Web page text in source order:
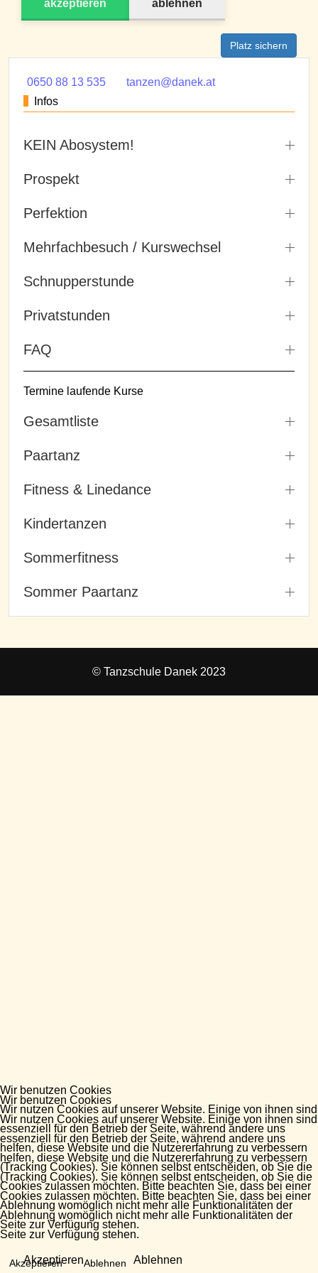
akzeptieren ablehnen
Wir benutzen Cookies
Wir nutzen Cookies auf unserer Website. Einige von ihnen sind
essenziell für den Betrieb der Seite, während andere uns
helfen, diese Website und die Nutzererfahrung zu verbessern
(Tracking Cookies). Sie können selbst entscheiden, ob Sie die
Cookies zulassen möchten. Bitte beachten Sie, dass bei einer
Ablehnung womöglich nicht mehr alle Funktionalitäten der
Seite zur Verfügung stehen.
Akzeptieren Ablehnen
Platz sichern
0650 88 13 535
tanzen@danek.at
Infos
KEIN Abosystem!
Prospekt
Perfektion
Mehrfachbesuch / Kurswechsel
Schnupperstunde
Privatstunden
FAQ
Termine laufende Kurse
Gesamtliste
Paartanz
Fitness & Linedance
Kindertanzen
Sommerfitness
Sommer Paartanz
© Tanzschule Danek 2023
Wir benutzen Cookies
Wir nutzen Cookies auf unserer Website. Einige von ihnen sind
essenziell für den Betrieb der Seite, während andere uns
helfen, diese Website und die Nutzererfahrung zu verbessern
(Tracking Cookies). Sie können selbst entscheiden, ob Sie die
Cookies zulassen möchten. Bitte beachten Sie, dass bei einer
Ablehnung womöglich nicht mehr alle Funktionalitäten der
Seite zur Verfügung stehen.
Akzeptieren Ablehnen